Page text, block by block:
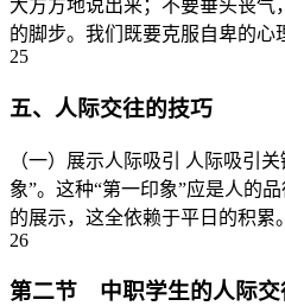
大方方地说出来；不要垂头丧
的脚步。我们既要克服自卑的心
25
五、人际交往的技巧
（一）展示人际吸引 人际吸引
象”。这种“第一印象”应是人的
的展示，这全依赖于平日的积累
26
第二节 中职学生的人际交